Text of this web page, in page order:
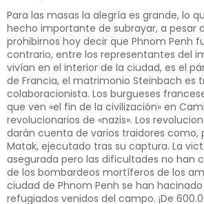
Para las masas la alegría es grande, lo
hecho importante de subrayar, a pesar
prohibirnos hoy decir que Phnom Penh
contrario, entre los representantes del
vivían en el interior de la ciudad, es el
de Francia, el matrimonio Steinbach es
colaboracionista. Los burgueses
que ven «el fin de la civilización» en
revolucionarios de «nazis». Los
darán cuenta de varios traidores como,
Matak, ejecutado tras su captura. La
asegurada pero las dificultades no han
de los bombardeos mortíferos de los
ciudad de Phnom Penh se han
refugiados venidos del campo. ¡De